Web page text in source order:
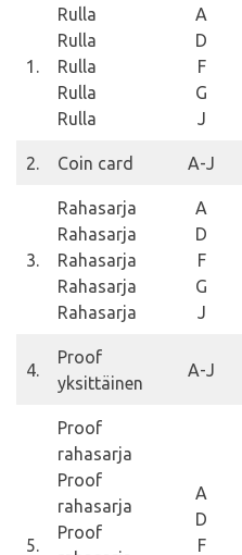
1.
Rulla
Rulla
Rulla
Rulla
Rulla
A
D
F
G
J
2. Coin card A-J
3.
Rahasarja
Rahasarja
Rahasarja
Rahasarja
Rahasarja
A
D
F
G
J
4.
Proof
yksittäinen
A-J
5.
Proof
rahasarja
Proof
rahasarja
Proof
A
D
F